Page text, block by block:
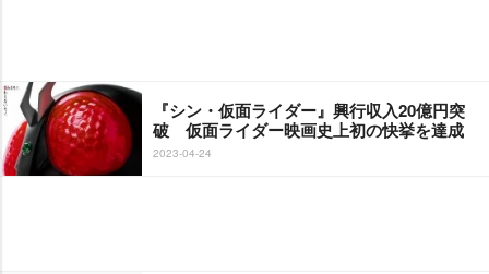
『シン・仮面ライダー』興行収入20億円突
破 仮面ライダー映画史上初の快挙を達成
2023-04-24